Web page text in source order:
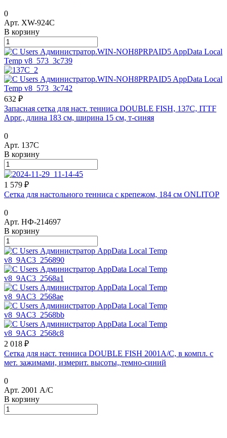
0
Арт. XW-924C
В корзину
632 ₽
Запасная сетка для наст. тенниса DOUBLE FISH, 137C, ITTF
Appr., длина 183 см, ширина 15 см, т-синяя
0
Арт. 137C
В корзину
1 579 ₽
Сетка для настольного тенниса с крепежом, 184 см ONLITOP
0
Арт. НФ-214697
В корзину
2 018 ₽
Сетка для наст. тенниса DOUBLE FISH 2001A/C, в компл. с
мет. зажимами, измерит. высоты,,темно-синий
0
Арт. 2001 A/C
В корзину